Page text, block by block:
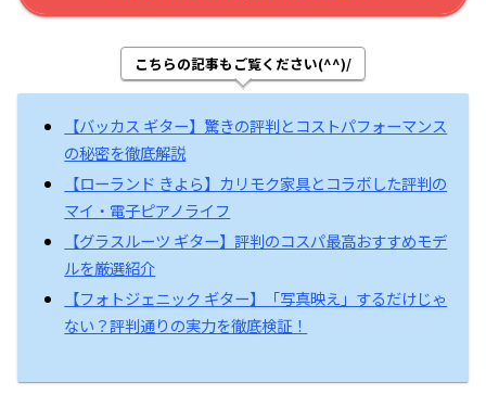
こちらの記事もご覧ください(^^)/
【バッカス ギター】驚きの評判とコストパフォーマンス
の秘密を徹底解説
【ローランド きよら】カリモク家具とコラボした評判の
マイ・電子ピアノライフ
【グラスルーツ ギター】評判のコスパ最高おすすめモデ
ルを厳選紹介
【フォトジェニック ギター】「写真映え」するだけじゃ
ない？評判通りの実力を徹底検証！